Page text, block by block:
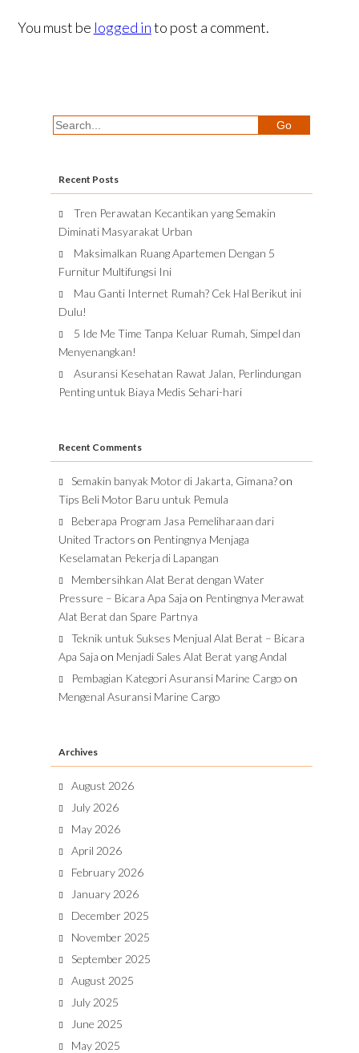
You must be logged into post a comment.
Recent Posts
Tren Perawatan Kecantikan yang Semakin
Diminati Masyarakat Urban
Maksimalkan Ruang Apartemen Dengan 5
Furnitur Multifungsi Ini
Mau Ganti Internet Rumah? Cek Hal Berikut ini
Dulu!
5 Ide Me Time Tanpa Keluar Rumah, Simpel dan
Menyenangkan!
Asuransi Kesehatan Rawat Jalan, Perlindungan
Penting untuk Biaya Medis Sehari-hari
Recent Comments
Semakin banyak Motor di Jakarta, Gimana?on
Tips Beli Motor Baru untuk Pemula
Beberapa Program Jasa Pemeliharaan dari
United Tractors on Pentingnya Menjaga
Keselamatan Pekerja di Lapangan
Membersihkan Alat Berat dengan Water
Pressure – Bicara Apa Saja on Pentingnya Merawat
Alat Berat dan Spare Partnya
Teknik untuk Sukses Menjual Alat Berat – Bicara
Apa Saja on Menjadi Sales Alat Berat yang Andal
Pembagian Kategori Asuransi Marine Cargo on
Mengenal Asuransi Marine Cargo
Archives
August 2026
July 2026
May 2026
April 2026
February 2026
January 2026
December 2025
November 2025
September 2025
August 2025
July 2025
June 2025
May 2025